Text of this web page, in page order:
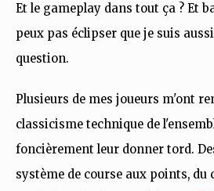
Et le gameplay dans tout ça ? Et
peux pas éclipser que je suis
question.
Plusieurs de mes joueurs m'ont
classicisme technique de
foncièrement leur donner tord.
système de course aux points, du